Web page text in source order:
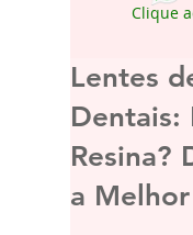
Clique
Lentes
Dentais:
Resina?
a